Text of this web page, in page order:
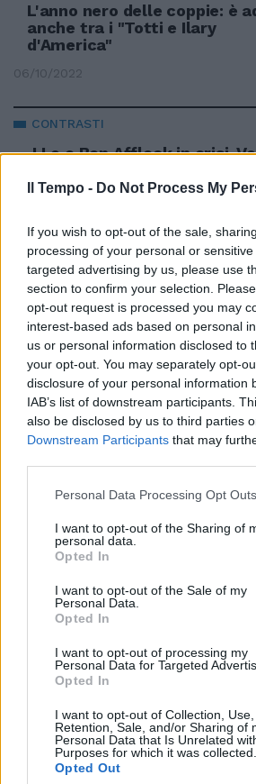
Il Tempo - Do Not Process My
If you wish to opt-out of the sale,
processing of your personal or
targeted advertising by us, please use
section to confirm your selection.
opt-out request is processed you may
interest-based ads based on personal
us or personal information disclosed to
your opt-out. You may separately opt-
disclosure of your personal information
IAB’s list of downstream participants.
also be disclosed by us to third parties
Downstream Participants that may
Personal Data Processing Opt Outs
I want to opt-out of the Sharing of
personal data.
Opted In
I want to opt-out of the Sale of my
Personal Data.
Opted In
I want to opt-out of processing my
Personal Data for Targeted
Opted In
I want to opt-out of Collection, Use,
Retention, Sale, and/or Sharing of
Personal Data that Is Unrelated
Purposes for which it was collected.
Opted Out
L'anno nero delle coppie: è
anche tra i "Totti e Ilary
d'America"
06/10/2022
CONTRASTI
J.Lo e Ben Affleck in crisi.
rottura
MATRIMONIO
Jennifer Lopez, clausola nel
contratto: quanti rapporti
garantire Ben Affleck. Il
Molto poco sexy
30/04/2022
GAFFE CLAMOROSA
massacrata sui social
11/09/2021
FUGA D'AMORE
Affleck a Capri: bagno di
selfie vietati
Jennifer Lopez e il dono
Natura. A 52 anni è ancora
incredibile e il fisico è
mozzafiato